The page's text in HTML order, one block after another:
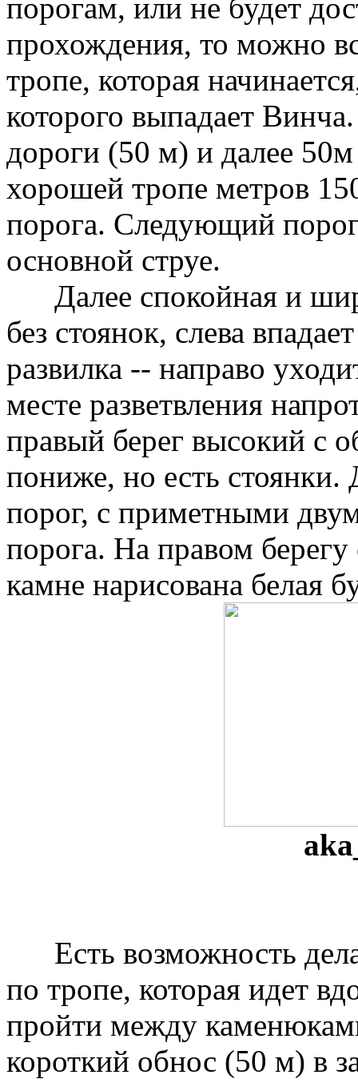
порогам, или не будет
прохождения, то можно
тропе, которая
которого выпадает
дороги (50 м) и далее
хорошей тропе метров
порога. Следующий
основной струе.
Далее спокойная и
без стоянок, слева
развилка -- направо
месте разветвления
правый берег высокий с
пониже, но есть стоянки.
порог, с приметными
порога. На правом
камне нарисована белая
Есть возможность
по тропе, которая идет
пройти между
короткий обнос (50 м) в